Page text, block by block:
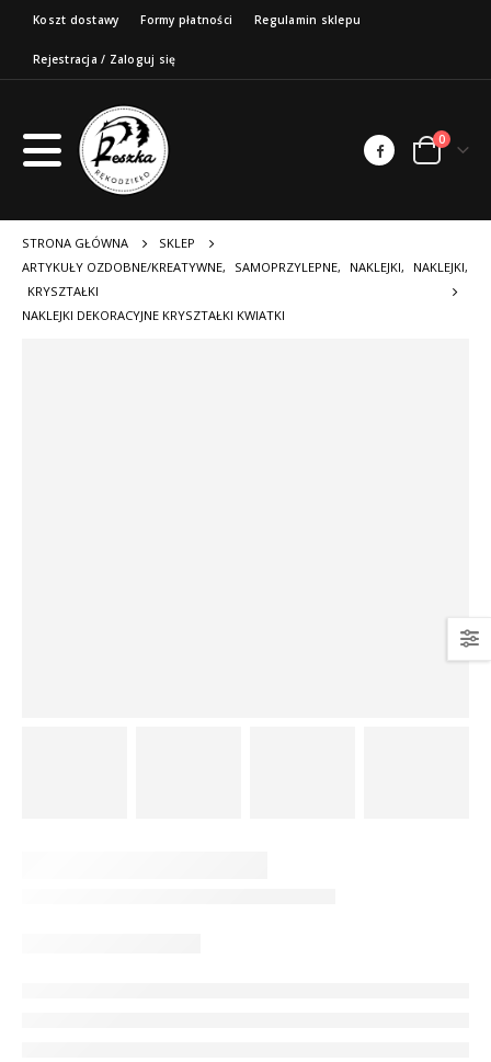
Koszt dostawy Formy płatności Regulamin sklepu
Rejestracja / Zaloguj się
0
STRONA GŁÓWNA
SKLEP
ARTYKUŁY OZDOBNE/KREATYWNE, SAMOPRZYLEPNE, NAKLEJKI, NAKLEJKI,
KRYSZTAŁKI
NAKLEJKI DEKORACYJNE KRYSZTAŁKI KWIATKI